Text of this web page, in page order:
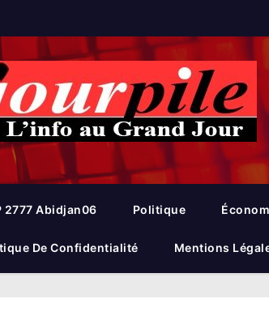
Abidjan06 Politique
De Confidentialité Mentions